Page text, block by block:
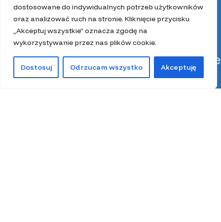
dostosowane do indywidualnych potrzeb użytkowników
oraz analizować ruch na stronie. Kliknięcie przycisku
„Akceptuj wszystkie” oznacza zgodę na
wykorzystywanie przez nas plików cookie.
Dostosuj Odrzucam wszystko Akceptuję
Kategorie
0